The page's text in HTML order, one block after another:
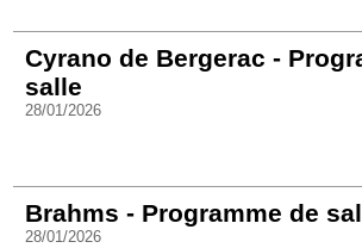
Cyrano de Bergerac -
salle
28/01/2026
Brahms - Programme de
28/01/2026